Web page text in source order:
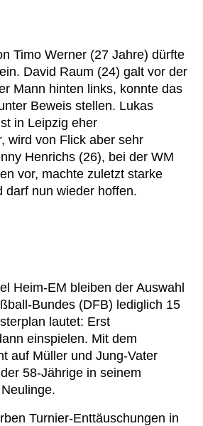
Timo Werner (27 Jahre) dürfte
David Raum (24) galt vor der
Mann hinten links, konnte das
Beweis stellen. Lukas
in Leipzig eher
wird von Flick aber sehr
Henrichs (26), bei der WM
vor, machte zuletzt starke
darf nun wieder hoffen.
Heim-EM bleiben der Auswahl
Bundes (DFB) lediglich 15
lautet: Erst
einspielen. Mit dem
auf Müller und Jung-Vater
58-Jährige in seinem
Turnier-Enttäuschungen in